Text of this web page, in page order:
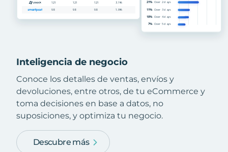
Inteligencia de negocio
Conoce los detalles de ventas, envíos y
devoluciones, entre otros, de tu eCommerce y
toma decisiones en base a datos, no
suposiciones, y optimiza tu negocio.
Descubre más